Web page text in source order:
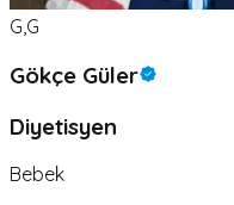
G,G
Gökçe Güler
Diyetisyen
Bebek